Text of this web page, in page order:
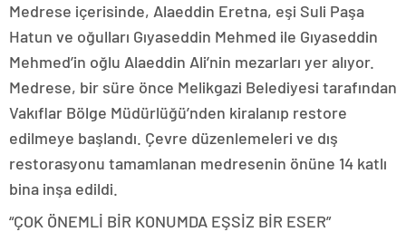
Medrese içerisinde, Alaeddin Eretna, eşi Suli Paşa
Hatun ve oğulları Gıyaseddin Mehmed ile Gıyaseddin
Mehmed’in oğlu Alaeddin Ali’nin mezarları yer alıyor.
Medrese, bir süre önce Melikgazi Belediyesi tarafından
Vakıflar Bölge Müdürlüğü’nden kiralanıp restore
edilmeye başlandı. Çevre düzenlemeleri ve dış
restorasyonu tamamlanan medresenin önüne 14 katlı
bina inşa edildi.
“ÇOK ÖNEMLİ BİR KONUMDA EŞSİZ BİR ESER”